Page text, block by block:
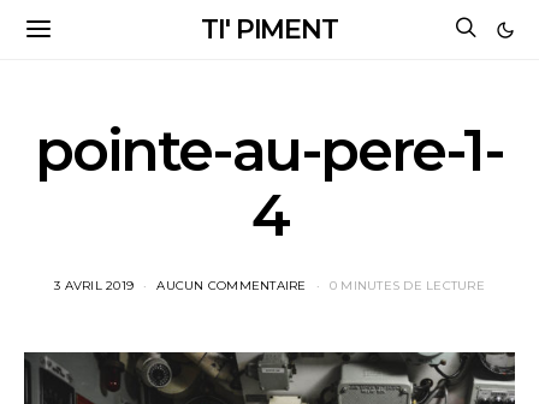
TI' PIMENT
pointe-au-pere-1-
4
3 AVRIL 2019 AUCUN COMMENTAIRE 0 MINUTES DE LECTURE